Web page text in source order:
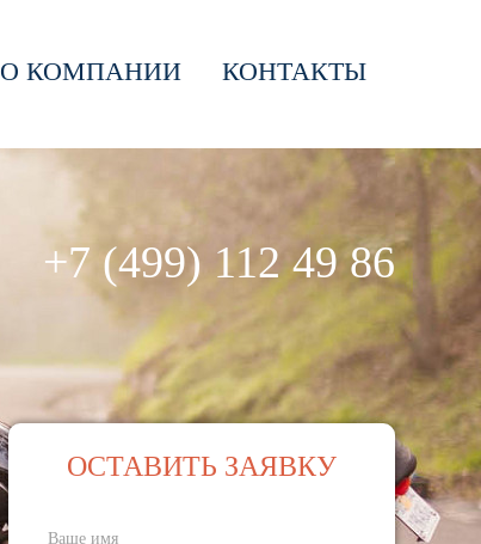
О КОМПАНИИ КОНТАКТЫ
+7 (499) 112 49 86
ОСТАВИТЬ ЗАЯВКУ